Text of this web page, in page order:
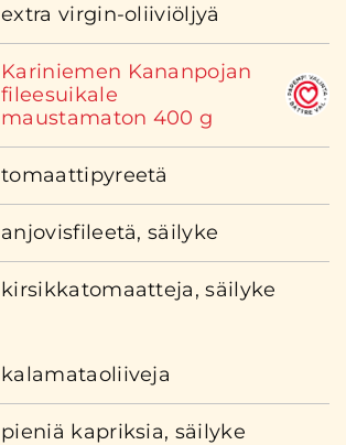
extra virgin-oliiviöljyä
Kariniemen Kananpojan
fileesuikale
maustamaton 400 g
tomaattipyreetä
anjovisfileetä, säilyke
kirsikkatomaatteja, säilyke
kalamataoliiveja
pieniä kapriksia, säilyke